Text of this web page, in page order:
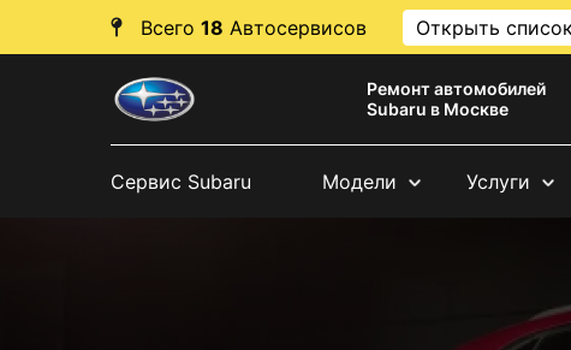
Всего 18 Автосервисов Открыть список
Ремонт автомобилей
Subaru в Москве
Сервис Subaru Модели Услуги